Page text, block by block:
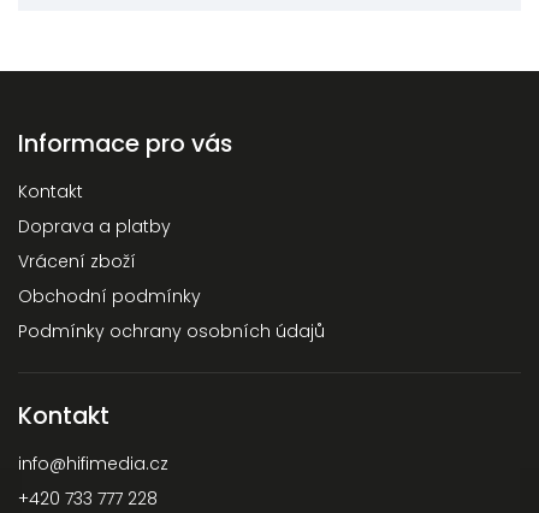
Informace pro vás
Kontakt
Doprava a platby
Vrácení zboží
Obchodní podmínky
Podmínky ochrany osobních údajů
Kontakt
info@hifimedia.cz
+420 733 777 228